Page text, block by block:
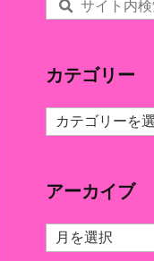
カテゴリー
カ
テ
ー
アーカイブ
ア
ー